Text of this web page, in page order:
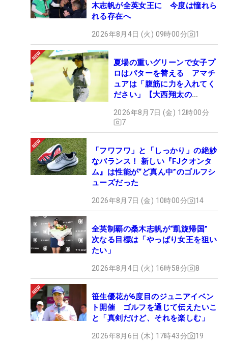
木志帆が全英女王に 今度は憧れら
れる存在へ
2026年8月4日 (火) 09時00分 1
夏場の重いグリーンで女子プ
ロはパターを替える アマチ
ュアは「腹筋に力を入れてく
ださい」【大西翔太の
2026年8月7日 (金) 12時00分
7
「フワフワ」と「しっかり」の絶妙
なバランス！ 新しい『FJクオンタ
ム』は性能が“ど真ん中”のゴルフシ
ューズだった
2026年8月7日 (金) 10時00分 14
全英制覇の桑木志帆が“凱旋帰国”
次なる目標は「やっぱり女王を狙い
たい」
2026年8月4日 (火) 16時58分 8
笹生優花が6度目のジュニアイベン
ト開催 ゴルフを通じて伝えたいこ
と「真剣だけど、それを楽しむ」
2026年8月6日 (木) 17時43分 19